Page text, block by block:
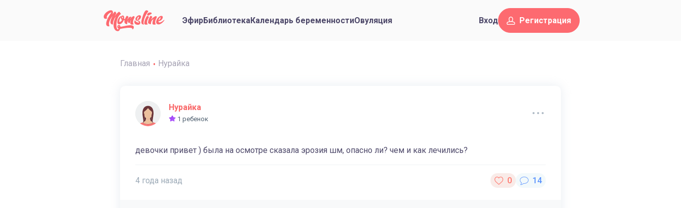
ЭфирБиблиотекаКалендарь беременностиОвуляция Вход Регистрация
Главная Нурайка
Нурайка
1 ребенок
девочки привет ) была на осмотре сказала эрозия шм, опасно ли? чем и как лечились?
4 года назад